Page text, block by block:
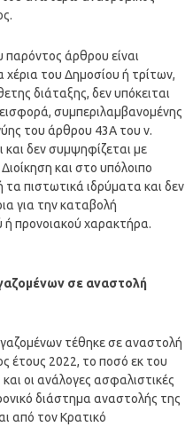
άρθρου είναι
του Δημοσίου ή τρίτων,
διάταξης, δεν υπόκειται
συμπεριλαμβανομένης
του άρθρου 43Α του ν.
και δεν συμψηφίζεται με
και στο υπόλοιπο
πιστωτικά ιδρύματα και δεν
για την καταβολή
ή προνοιακού χαρακτήρα.
σε αναστολή
τέθηκε σε αναστολή
έτους 2022, το ποσό εκ του
οι ανάλογες ασφαλιστικές
διάστημα αναστολής της
από τον Κρατικό